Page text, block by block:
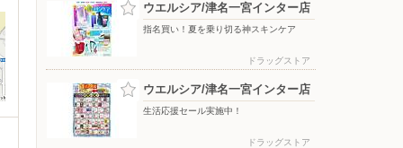
ウエルシア/津名一宮インター店
指名買い！夏を乗り切る神スキンケア
ドラッグストア
ウエルシア/津名一宮インター店
生活応援セール実施中！
ドラッグストア